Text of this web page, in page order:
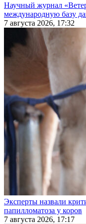
Научный журнал
международную базу
7 августа 2026, 17:32
Эксперты назвали
папилломатоза у коров
7 августа 2026, 17:17